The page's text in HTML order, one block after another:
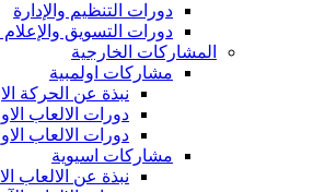
دورات التنظيم والإدارة
دورات التسويق
المشاركات الخارجية
مشاركات اولمبية
نبذة عن الحركة
دورات الالعاب
دورات الالعاب
مشاركات اسيوية
نبذة عن الالعاب